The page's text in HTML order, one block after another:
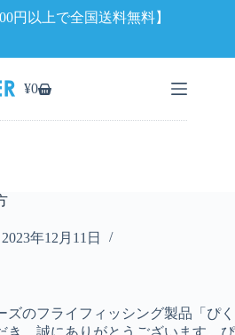
円以上で全国送料無料】
シ
ト
¥0
2023年12月11日
ズのフライフィッシング製品「ぴく
き、誠にありがとうございます。ぴ